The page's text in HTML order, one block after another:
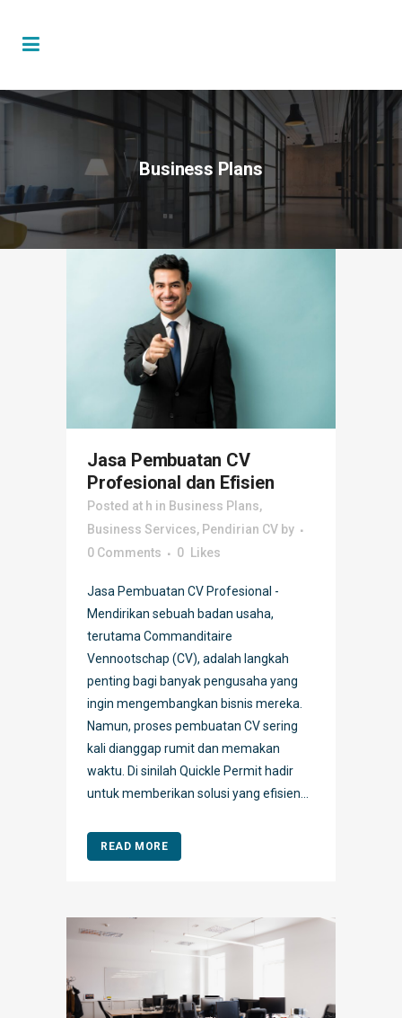
Business Plans
Jasa Pembuatan CV
Profesional dan Efisien
Posted at h in Business Plans,
Business Services, Pendirian CV by
0 Comments
0 Likes
Jasa Pembuatan CV Profesional -
Mendirikan sebuah badan usaha,
terutama Commanditaire
Vennootschap (CV), adalah langkah
penting bagi banyak pengusaha yang
ingin mengembangkan bisnis mereka.
Namun, proses pembuatan CV sering
kali dianggap rumit dan memakan
waktu. Di sinilah Quickle Permit hadir
untuk memberikan solusi yang efisien...
READ MORE